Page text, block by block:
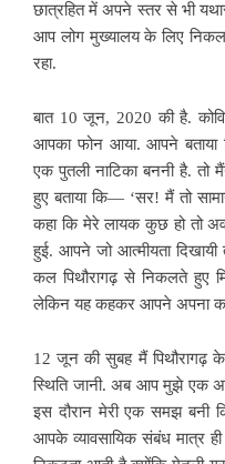
छात्रहित में अपने स्तर से भी
आप लोग मुख्यालय के लिए
रहा.
बात 10 जून, 2020 की है.
आपका फोन आया. आपने बताया
एक पुतली नाटिका बननी है.
हुए बताया कि— ‘सर! मैं तो
कहा कि मेरे लायक कुछ हो तो
हुई. आपने जो आत्मीयता दिखायी
कल पिथौरागढ़ से निकलते हुए
लेकिन यह कहकर आपने अपना कद
12 जून की सुबह मैं पिथौरागढ़
स्थिति जानी. अब आप मुझे एक
इस दौरान मेरी एक समझ बनी
आपके व्यावसायिक संबंध मात्र